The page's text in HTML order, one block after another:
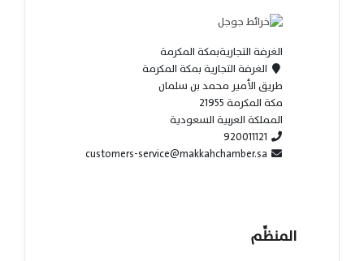
الغرفة التجاريةبمكة المكرمة
الغرفة التجارية بمكة المكرمة
طريق الأمير محمد بن سلمان
مكة المكرمة 21955
المملكة العربية السعودية
920011121
customers-service@makkahchamber.sa
المنظِّم